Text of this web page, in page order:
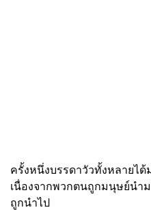
ครั้งหนึ่งบรรดาวัวทั้งหลายไ
เนื่องจากพวกตนถูกมนุษย์นำ
ถูกนำไป